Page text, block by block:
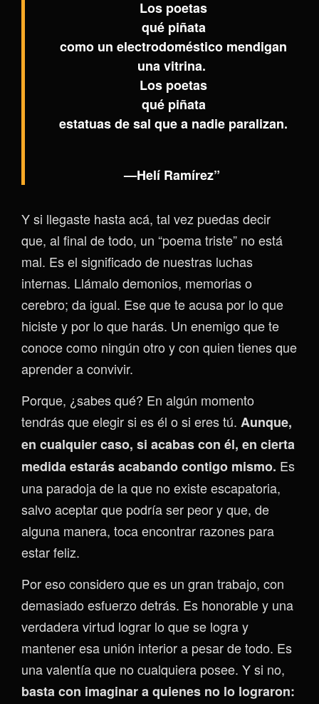
Los poetas
qué piñata
como un electrodoméstico mendigan
una vitrina.
Los poetas
qué piñata
estatuas de sal que a nadie paralizan.
—Helí Ramírez”
Y si llegaste hasta acá, tal vez puedas decir
que, al final de todo, un “poema triste” no está
mal. Es el significado de nuestras luchas
internas. Llámalo demonios, memorias o
cerebro; da igual. Ese que te acusa por lo que
hiciste y por lo que harás. Un enemigo que te
conoce como ningún otro y con quien tienes que
aprender a convivir.
Porque, ¿sabes qué? En algún momento
tendrás que elegir si es él o si eres tú. Aunque,
en cualquier caso, si acabas con él, en cierta
medida estarás acabando contigo mismo. Es
una paradoja de la que no existe escapatoria,
salvo aceptar que podría ser peor y que, de
alguna manera, toca encontrar razones para
estar feliz.
Por eso considero que es un gran trabajo, con
demasiado esfuerzo detrás. Es honorable y una
verdadera virtud lograr lo que se logra y
mantener esa unión interior a pesar de todo. Es
una valentía que no cualquiera posee. Y si no,
basta con imaginar a quienes no lo lograron: